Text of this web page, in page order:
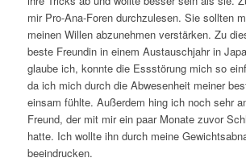
mir Pro-Ana-Foren durchzulesen. Sie sollten
meinen Willen abzunehmen verstärken. Zu
beste Freundin in einem Austauschjahr in
glaube ich, konnte die Essstörung mich so
da ich mich durch die Abwesenheit meiner
einsam fühlte. Außerdem hing ich noch sehr
Freund, der mit mir ein paar Monate zuvor
hatte. Ich wollte ihn durch meine
beeindrucken.